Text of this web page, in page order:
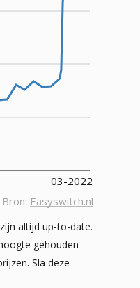
altijd up-to-date.
gehouden
Sla deze